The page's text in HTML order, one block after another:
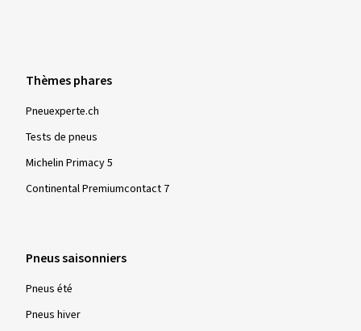
Thèmes phares
Pneuexperte.ch
Tests de pneus
Michelin Primacy 5
Continental Premiumcontact 7
Pneus saisonniers
Pneus été
Pneus hiver